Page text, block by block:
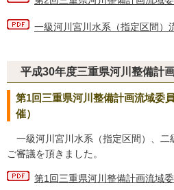
一級河川宮川水系（指定区間）
平成30年度三重県河川整備計
第1回三重県河川整備計画流域委
催）
一級河川宮川水系（指定区間）、二
ご審議を頂きました。
第1回三重県河川整備計画流域